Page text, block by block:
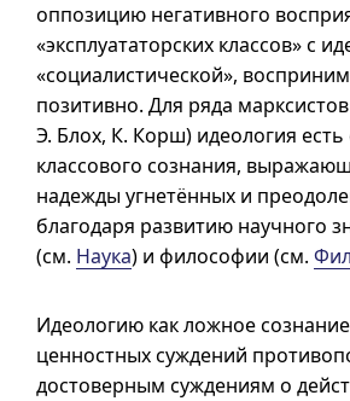
оппозицию негативного
«эксплуататорских классов» с
«социалистической»,
позитивно. Для ряда марксистов
Э. Блох, К. Корш) идеология
классового сознания,
надежды угнетённых и
благодаря развитию научного
(см. Наука) и философии (см.
Идеологию как ложное
ценностных суждений
достоверным суждениям о